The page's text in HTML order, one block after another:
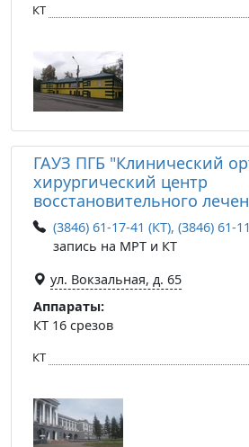
КТ
ГАУЗ ПГБ "Клинический
хирургический центр
восстановительного
(3846) 61-17-41 (КТ), (3846) 61-
запись на МРТ и КТ
ул. Вокзальная, д. 65
Аппараты:
КТ 16 срезов
КТ